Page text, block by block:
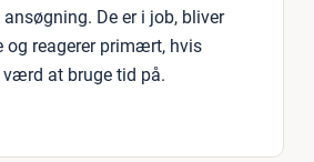
De er i job, bliver
og reagerer primært, hvis
at bruge tid på.